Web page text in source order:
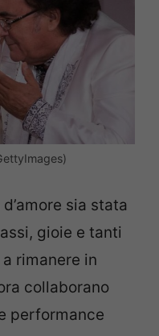
sia stata
gioie e tanti
rimanere in
collaborano
performance